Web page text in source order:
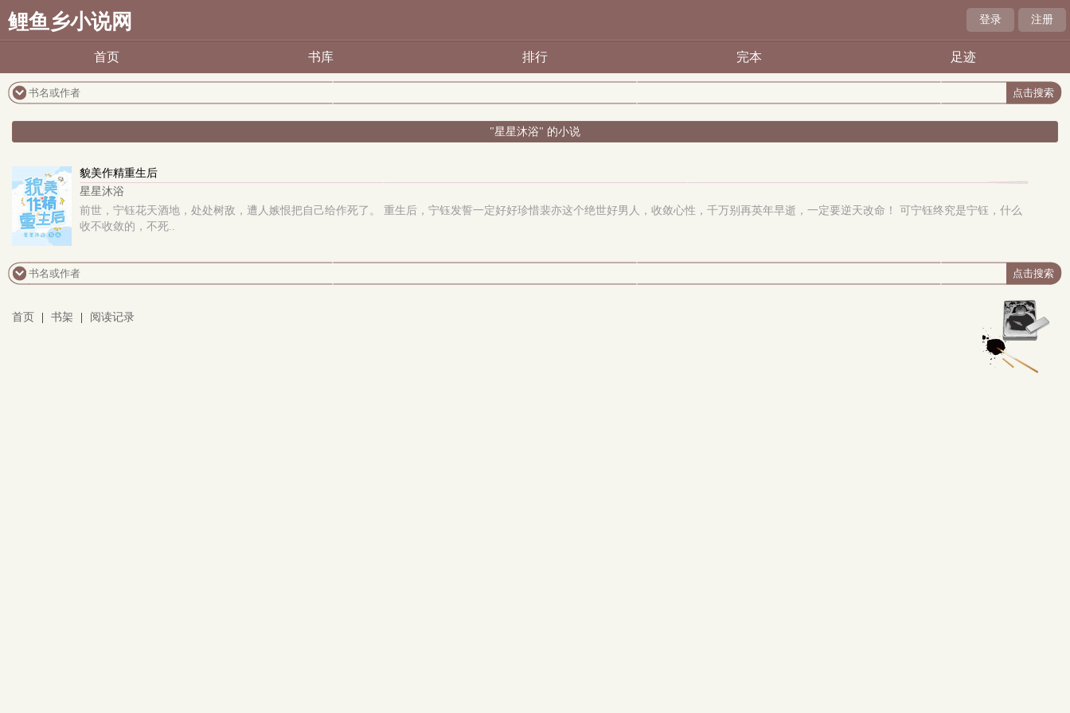
鲤鱼乡小说网 登录 注册
首页 书库 排行 完本 足迹
"星星沐浴" 的小说
貌美作精重生后
星星沐浴
前世，宁钰花天酒地，处处树敌，遭人嫉恨把自己给作死了。 重生后，宁钰发誓一定好好珍惜裴亦这个绝世好男人，收敛心性，千万别再英年早逝，一定要逆天改命！ 可宁钰终究是宁钰，什么
收不收敛的，不死..
首页 书架 阅读记录